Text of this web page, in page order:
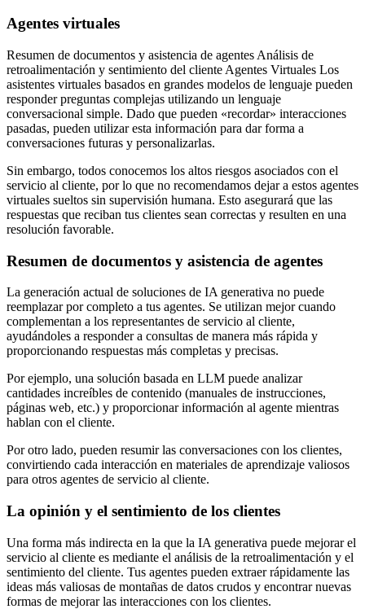
Agentes virtuales
Resumen de documentos y asistencia de agentes Análisis de
retroalimentación y sentimiento del cliente Agentes Virtuales Los
asistentes virtuales basados en grandes modelos de lenguaje pueden
responder preguntas complejas utilizando un lenguaje
conversacional simple. Dado que pueden «recordar» interacciones
pasadas, pueden utilizar esta información para dar forma a
conversaciones futuras y personalizarlas.
Sin embargo, todos conocemos los altos riesgos asociados con el
servicio al cliente, por lo que no recomendamos dejar a estos agentes
virtuales sueltos sin supervisión humana. Esto asegurará que las
respuestas que reciban tus clientes sean correctas y resulten en una
resolución favorable.
Resumen de documentos y asistencia de agentes
La generación actual de soluciones de IA generativa no puede
reemplazar por completo a tus agentes. Se utilizan mejor cuando
complementan a los representantes de servicio al cliente,
ayudándoles a responder a consultas de manera más rápida y
proporcionando respuestas más completas y precisas.
Por ejemplo, una solución basada en LLM puede analizar
cantidades increíbles de contenido (manuales de instrucciones,
páginas web, etc.) y proporcionar información al agente mientras
hablan con el cliente.
Por otro lado, pueden resumir las conversaciones con los clientes,
convirtiendo cada interacción en materiales de aprendizaje valiosos
para otros agentes de servicio al cliente.
La opinión y el sentimiento de los clientes
Una forma más indirecta en la que la IA generativa puede mejorar el
servicio al cliente es mediante el análisis de la retroalimentación y el
sentimiento del cliente. Tus agentes pueden extraer rápidamente las
ideas más valiosas de montañas de datos crudos y encontrar nuevas
formas de mejorar las interacciones con los clientes.